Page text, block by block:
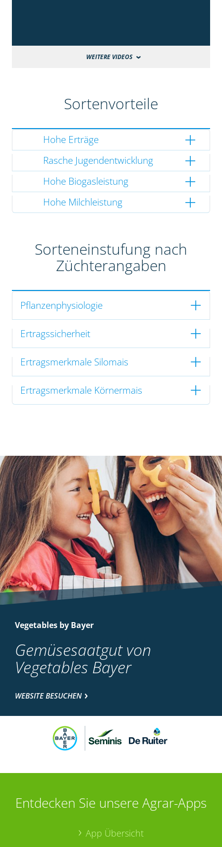
WEITERE VIDEOS
Sortenvorteile
Hohe Erträge
Rasche Jugendentwicklung
Hohe Biogasleistung
Hohe Milchleistung
Sorteneinstufung nach
Züchterangaben
Pflanzenphysiologie
Ertragssicherheit
Ertragsmerkmale Silomais
Ertragsmerkmale Körnermais
Vegetables by Bayer
Gemüsesaatgut von
Vegetables Bayer
WEBSITE BESUCHEN
Entdecken Sie unsere Agrar-Apps
App Übersicht